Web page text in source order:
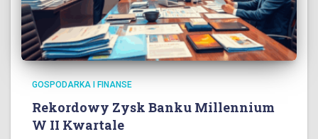
GOSPODARKA I FINANSE
Rekordowy Zysk Banku Millennium
W II Kwartale